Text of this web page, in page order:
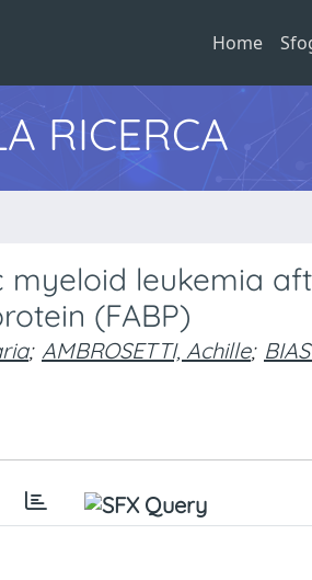
Home
RICERCA
myeloid leukemia
(FABP)
; AMBROSETTI, Achille;